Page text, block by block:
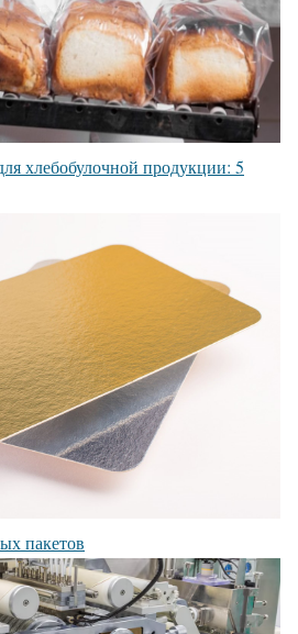
хлебобулочной продукции: 5
пакетов